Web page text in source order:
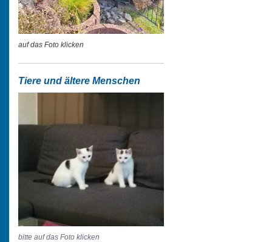
auf das Foto klicken
Tiere und ältere Menschen
bitte auf das Foto klicken